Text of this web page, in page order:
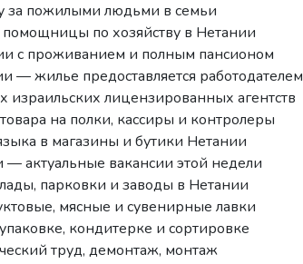
за пожилыми людьми в семьи
по хозяйству в Нетании
с проживанием и полным пансионом
— жилье предоставляется работодателем
лицензированных агентств
на полки, кассиры и контролеры
в магазины и бутики Нетании
актуальные вакансии этой недели
парковки и заводы в Нетании
мясные и сувенирные лавки
кондитерке и сортировке
труд, демонтаж, монтаж